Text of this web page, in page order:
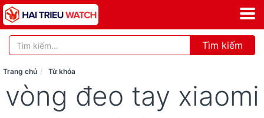
Tìm kiếm
Trang chủ Từ khóa
vòng đeo tay xiaomi